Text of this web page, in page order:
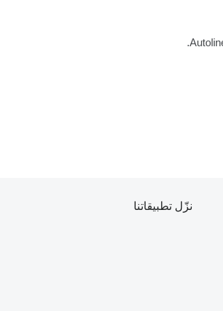
نزّل تطبيقاتنا